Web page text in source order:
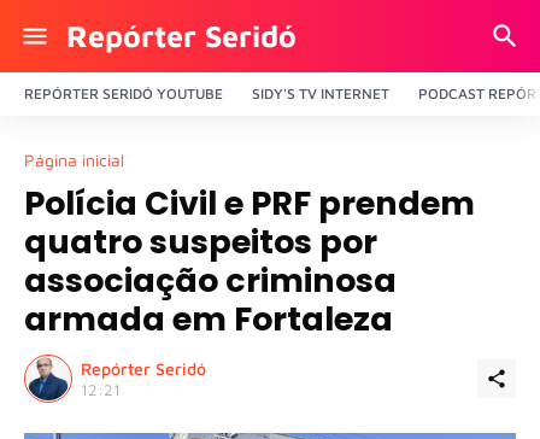
Repórter Seridó
REPÓRTER SERIDÓ YOUTUBE SIDY'S TV INTERNET PODCAST
Página inicial
Polícia Civil e PRF prendem
quatro suspeitos por
associação criminosa
armada em Fortaleza
Repórter Seridó
12:21